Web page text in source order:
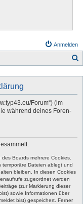
Anmelden
Forum“) (im
während deines Foren-
Boards mehrere Cookies.
temporäre Dateien ablegt und
bleiben. In diesen Cookies
zugeordnet werden
(zur Markierung dieser
sowie Informationen über
bist) gespeichert. Ferner